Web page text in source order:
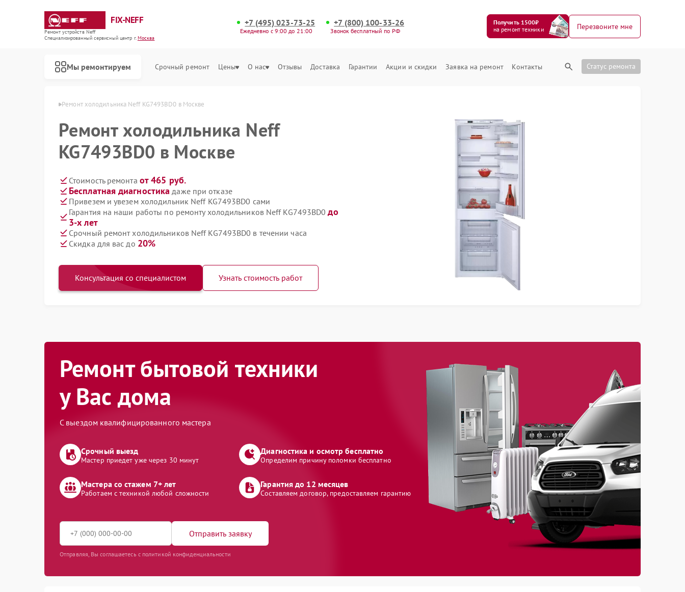
FIX-NEFF
Ремонт устройств Neff
Специализированный cервисный центр г.Москва
+7 (495) 023-73-25
Ежедневно с 9:00 до 21:00
+7 (800) 100-33-26
Звонок бесплатный по РФ
Получить 1500₽
на ремонт техники
Перезвоните мне
Мы ремонтируем Срочный ремонт Цены О нас Отзывы Доставка Гарантии Акции и скидки Заявка на ремонт Контакты Статус ремонта
Neff в Москве Ремонт холодильника Neff KG7493BD0 в Москве
Ремонт холодильника Neff
KG7493BD0 в Москве
Стоимость ремонта от 465 руб.
Бесплатная диагностика даже при отказе
Привезем и увезем холодильник Neff KG7493BD0 сами
Гарантия на наши работы по ремонту холодильников Neff KG7493BD0до
3-х лет
Срочный ремонт холодильников Neff KG7493BD0 в течении часа
Скидка для вас до 20%
Консультация со специалистом Узнать стоимость работ
Ремонт бытовой техники
у Вас дома
С выездом квалифицированного мастера
Срочный выезд
Мастер приедет уже через 30 минут
Диагностика и осмотр бесплатно
Определим причину поломки бесплатно
Мастера со стажем 7+ лет
Работаем с техникой любой сложности
Гарантия до 12 месяцев
Составляем договор, предоставляем гарантию
Отправить заявку
Отправляя, Вы соглашаетесь с политикой конфиденциальности